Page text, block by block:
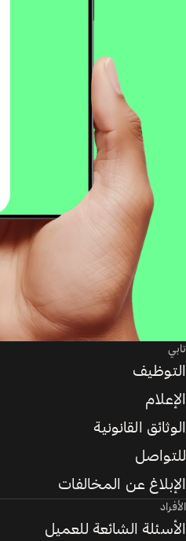
تابي
التوظيف
الإعلام
الوثائق القانونية
للتواصل
الإبلاغ عن المخالفات
الأفراد
الأسئلة الشائعة للعميل